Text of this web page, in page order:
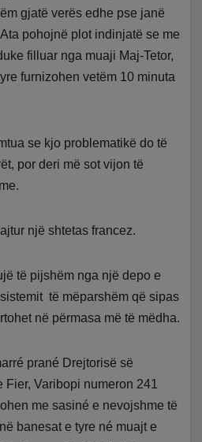
gjatë verës edhe pse janë
pohojnë plot indinjatë se me
filluar nga muaji Maj-Tetor,
furnizohen vetëm 10 minuta
se kjo problematikë do të
por deri më sot vijon të
një shtetas francez.
të pijshëm nga një depo e
të mëparshëm që sipas
në përmasa më të mëdha.
prané Drejtorisë së
Varibopi numeron 241
me sasiné e nevojshme të
banesat e tyre né muajt e